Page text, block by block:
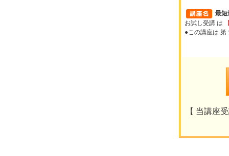
最短
お試し受講 は
●この講座は 第
【 当講座